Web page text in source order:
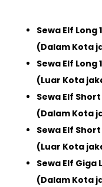
Sewa Elf
(Dalam Kota
Sewa Elf
(Luar Kota
Sewa Elf
(Dalam Kota
Sewa Elf
(Luar Kota
Sewa Elf Giga
(Dalam Kota